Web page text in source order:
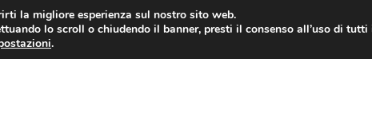
la migliore esperienza sul nostro sito web.
lo scroll o chiudendo il banner, presti il consenso all’uso di
.